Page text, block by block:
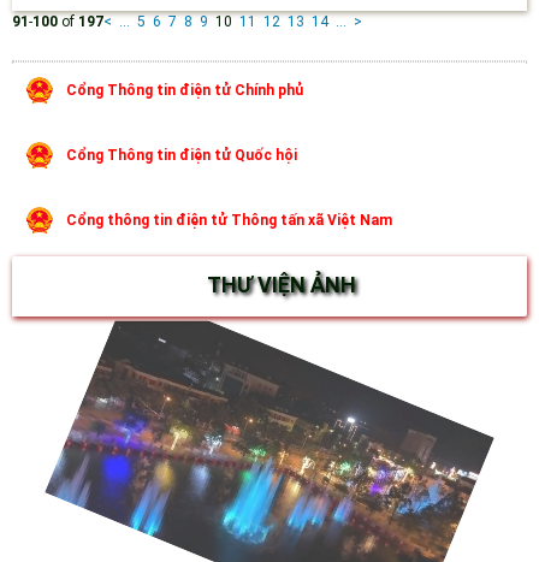
91 -100 of 197< ... 5 6 7 8 9 10 11 12 13 14 ... >
Cổng Thông tin điện tử Chính phủ
Cổng Thông tin điện tử Quốc hội
Cổng thông tin điện tử Thông tấn xã Việt Nam
THƯ VIỆN ẢNH